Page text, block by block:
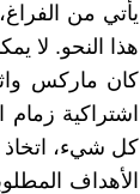
يأتي من
هذا النحو. لا
كان ماركس
اشتراكية
كل شيء، اتخاذ
الأهداف